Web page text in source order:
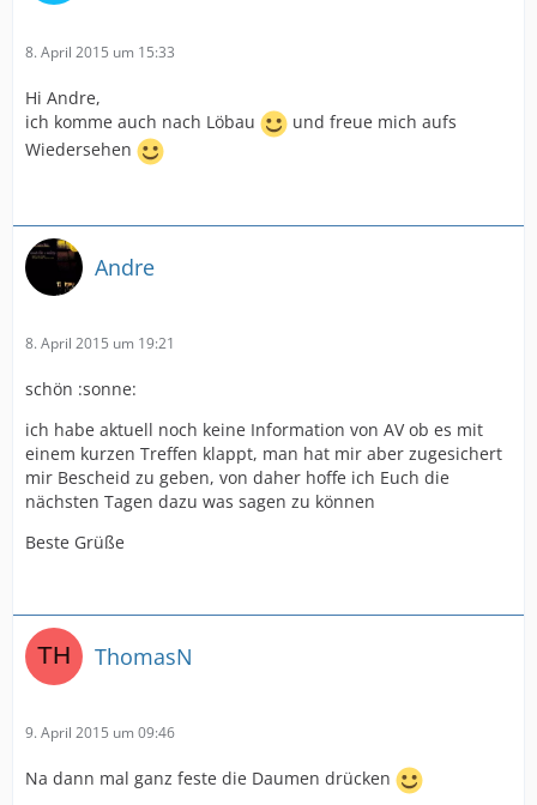
8. April 2015 um 15:33
Hi Andre,
ich komme auch nach Löbau
und freue mich aufs
Wiedersehen
Andre
8. April 2015 um 19:21
schön :sonne:
ich habe aktuell noch keine Information von AV ob es mit
einem kurzen Treffen klappt, man hat mir aber zugesichert
mir Bescheid zu geben, von daher hoffe ich Euch die
nächsten Tagen dazu was sagen zu können
Beste Grüße
ThomasN
9. April 2015 um 09:46
Na dann mal ganz feste die Daumen drücken